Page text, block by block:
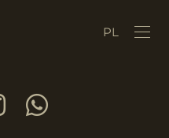
PL